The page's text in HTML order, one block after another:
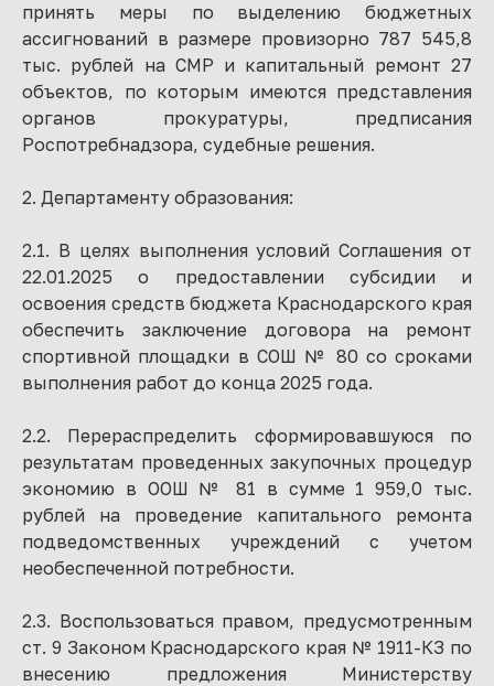
принять меры по выделению бюджетных
ассигнований в размере провизорно 787 545,8
тыс. рублей на СМР и капитальный ремонт 27
объектов, по которым имеются представления
органов прокуратуры, предписания
Роспотребнадзора, судебные решения.
2. Департаменту образования:
2.1. В целях выполнения условий Соглашения от
22.01.2025 о предоставлении субсидии и
освоения средств бюджета Краснодарского края
обеспечить заключение договора на ремонт
спортивной площадки в СОШ № 80 со сроками
выполнения работ до конца 2025 года.
2.2. Перераспределить сформировавшуюся по
результатам проведенных закупочных процедур
экономию в ООШ № 81 в сумме 1 959,0 тыс.
рублей на проведение капитального ремонта
подведомственных учреждений с учетом
необеспеченной потребности.
2.3. Воспользоваться правом, предусмотренным
ст. 9 Законом Краснодарского края № 1911-КЗ по
внесению предложения Министерству